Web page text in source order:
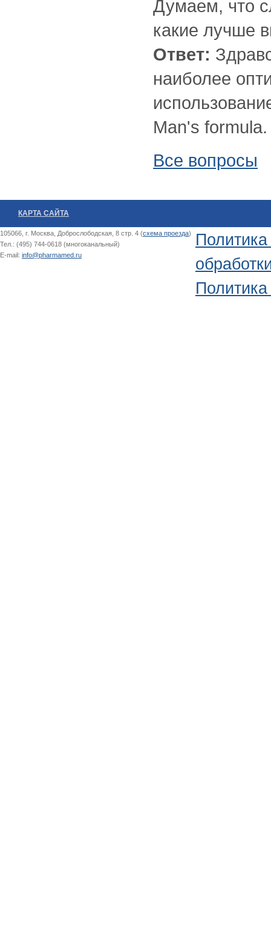
Думаем, что
какие лучше
Ответ:
наиболее
Man's
Все вопросы
КАРТА САЙТА
105066, г. Москва, Доброслободская, 8 стр. 4 (схема проезда)
Тел.: (495) 744-0618 (многоканальный)
E-mail: info@pharmamed.ru